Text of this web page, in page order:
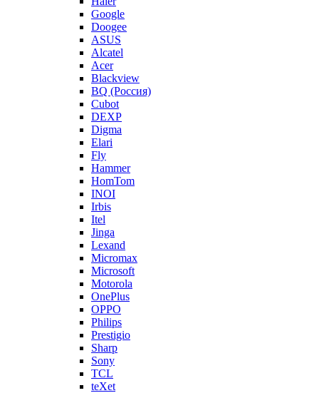
Google
Doogee
ASUS
Alcatel
Acer
Blackview
BQ (Россия)
Cubot
DEXP
Digma
Elari
Fly
Hammer
HomTom
INOI
Irbis
Itel
Jinga
Lexand
Micromax
Microsoft
Motorola
OnePlus
OPPO
Philips
Prestigio
Sharp
Sony
TCL
teXet